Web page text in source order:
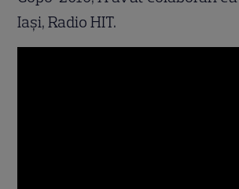
Iaşi, Radio HIT.